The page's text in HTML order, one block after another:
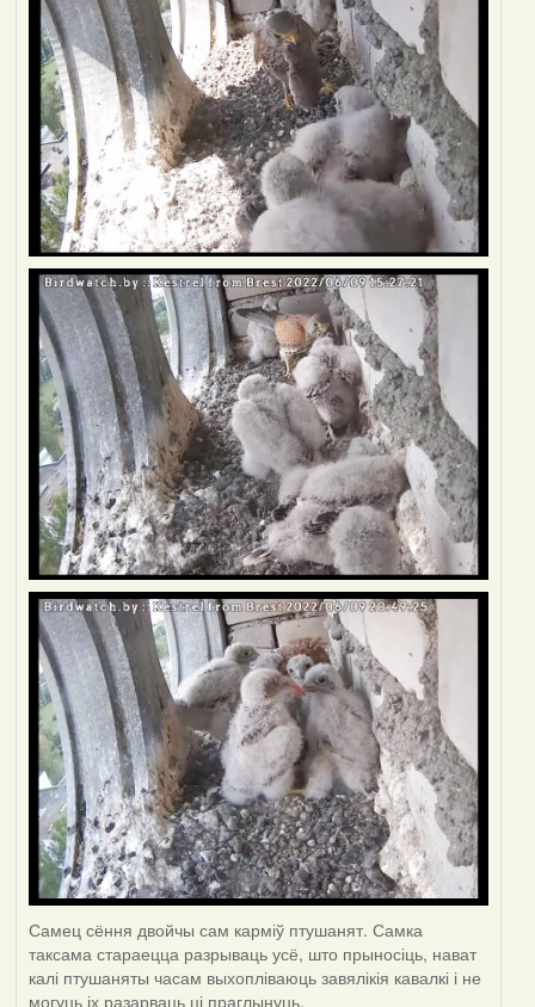
Самец сёння двойчы сам карміў птушанят. Самка
таксама стараецца разрываць усё, што прыносіць, нават
калі птушаняты часам выхопліваюць завялікія кавалкі і не
могуць іх разарваць ці праглынуць.